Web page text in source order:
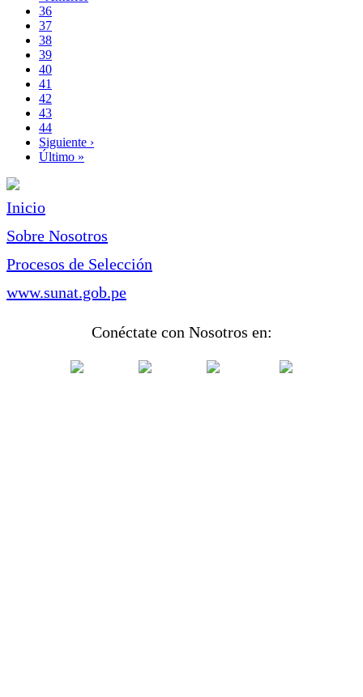
anterior
Page
36
Page
37
Page
38
Page
39
Página
actual
40
Page
41
Page
42
Page
43
Page
44
Siguiente
página
Siguiente ›
Última
Último »
Inicio
Sobre Nosotros
Procesos de Selección
www.sunat.gob.pe
Conéctate con Nosotros en: